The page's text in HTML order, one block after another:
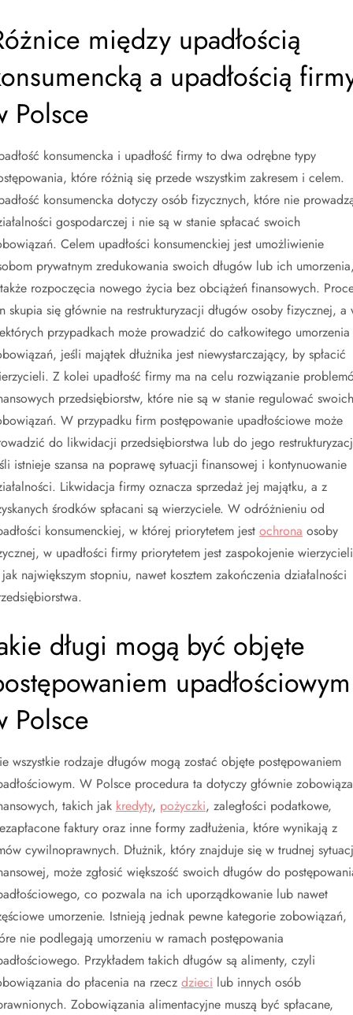
między upadłością
a upadłością
Polsce
konsumencka i upadłość firmy to dwa odrębne typy
które różnią się przede wszystkim zakresem i celem.
konsumencka dotyczy osób fizycznych, które nie
gospodarczej i nie są w stanie spłacać swoich
Celem upadłości konsumenckiej jest umożliwienie
prywatnym zredukowania swoich długów lub ich
rozpoczęcia nowego życia bez obciążeń finansowych.
skupia się głównie na restrukturyzacji długów osoby fizycznej, a
przypadkach może prowadzić do całkowitego umorzenia
jeśli majątek dłużnika jest niewystarczający, by spłacić
Z kolei upadłość firmy ma na celu rozwiązanie
przedsiębiorstw, które nie są w stanie regulować swoich
W przypadku firm postępowanie upadłościowe może
do likwidacji przedsiębiorstwa lub do jego
istnieje szansa na poprawę sytuacji finansowej i kontynuowanie
Likwidacja firmy oznacza sprzedaż jej majątku, a z
środków spłacani są wierzyciele. W odróżnieniu od
konsumenckiej, w której priorytetem jest ochrona osoby
w upadłości firmy priorytetem jest zaspokojenie wierzycieli
największym stopniu, nawet kosztem zakończenia działalności
długi mogą być objęte
upadłościowym
Polsce
wszystkie rodzaje długów mogą zostać objęte postępowaniem
W Polsce procedura ta dotyczy głównie
takich jak kredyty, pożyczki, zaległości podatkowe,
faktury oraz inne formy zadłużenia, które wynikają z
cywilnoprawnych. Dłużnik, który znajduje się w trudnej
może zgłosić większość swoich długów do
co pozwala na ich uporządkowanie lub nawet
umorzenie. Istnieją jednak pewne kategorie zobowiązań,
nie podlegają umorzeniu w ramach postępowania
Przykładem takich długów są alimenty, czyli
do płacenia na rzecz dzieci lub innych osób
Zobowiązania alimentacyjne muszą być spłacane,